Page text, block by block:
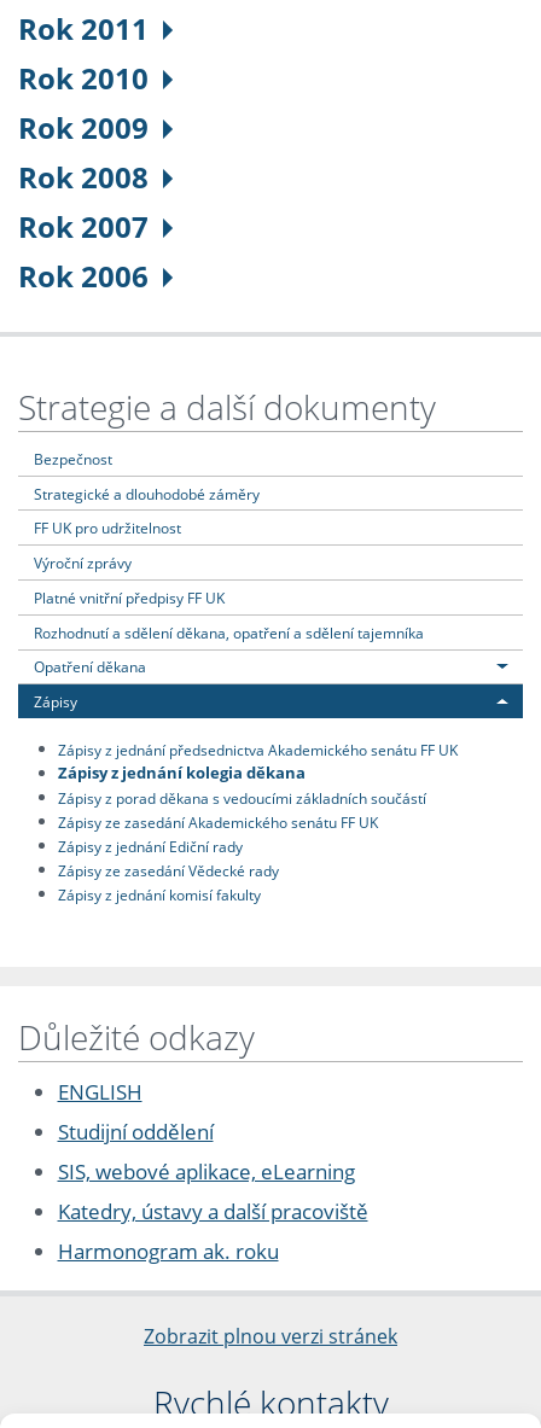
Rok 2011
Rok 2010
Rok 2009
Rok 2008
Rok 2007
Rok 2006
Strategie a další dokumenty
Bezpečnost
Strategické a dlouhodobé záměry
FF UK pro udržitelnost
Výroční zprávy
Platné vnitřní předpisy FF UK
Rozhodnutí a sdělení děkana, opatření a sdělení tajemníka
Opatření děkana
Zápisy
Zápisy z jednání předsednictva Akademického senátu FF UK
Zápisy z jednání kolegia děkana
Zápisy z porad děkana s vedoucími základních součástí
Zápisy ze zasedání Akademického senátu FF UK
Zápisy z jednání Ediční rady
Zápisy ze zasedání Vědecké rady
Zápisy z jednání komisí fakulty
Důležité odkazy
ENGLISH
Studijní oddělení
SIS, webové aplikace, eLearning
Katedry, ústavy a další pracoviště
Harmonogram ak. roku
Zobrazit plnou verzi stránek
Rychlé kontakty